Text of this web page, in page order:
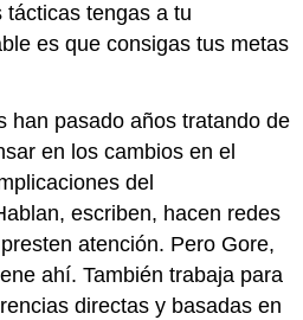
tengas a tu
es que consigas tus metas
han pasado años tratando de
en los cambios en el
del
escriben, hacen redes
atención. Pero Gore,
ahí. También trabaja para
directas y basadas en